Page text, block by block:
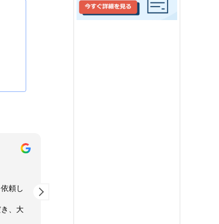
「建設業許可申請」で大変お世話
になりました。とてもフットワー